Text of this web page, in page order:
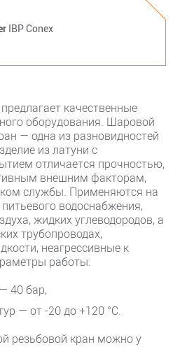
IBP Conex
качественные
оборудования. Шаровой
— одна из разновидностей
из латуни с
отличается прочностью,
внешним факторам,
службы. Применяются на
водоснабжения,
жидких углеводородов, а
трубопроводах,
неагрессивные к
работы:
40 бар,
— от -20 до +120 °C.
резьбовой кран можно у